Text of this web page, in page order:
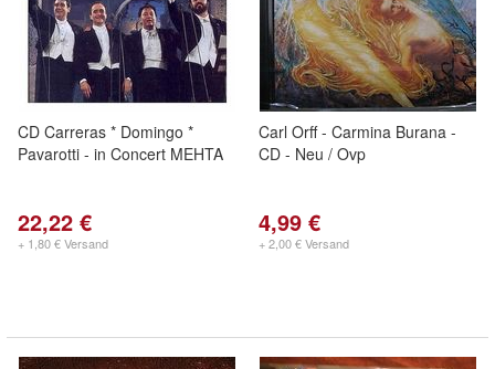
CD Carreras * Domingo *
Pavarotti - in Concert MEHTA
22,22 €
+ 1,80 € Versand
Carl Orff - Carmina Burana -
CD - Neu / Ovp
4,99 €
+ 2,00 € Versand